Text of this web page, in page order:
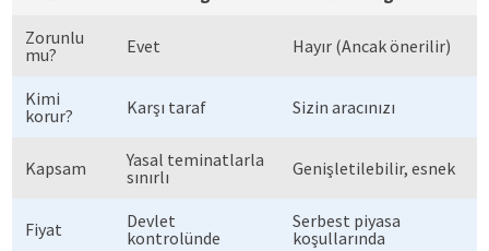
Zorunlu
mu?
Evet Hayır (Ancak önerilir)
Kimi
korur?
Karşı taraf Sizin aracınızı
Kapsam
Yasal teminatlarla
sınırlı
Genişletilebilir, esnek
Fiyat
Devlet
kontrolünde
Serbest piyasa
koşullarında